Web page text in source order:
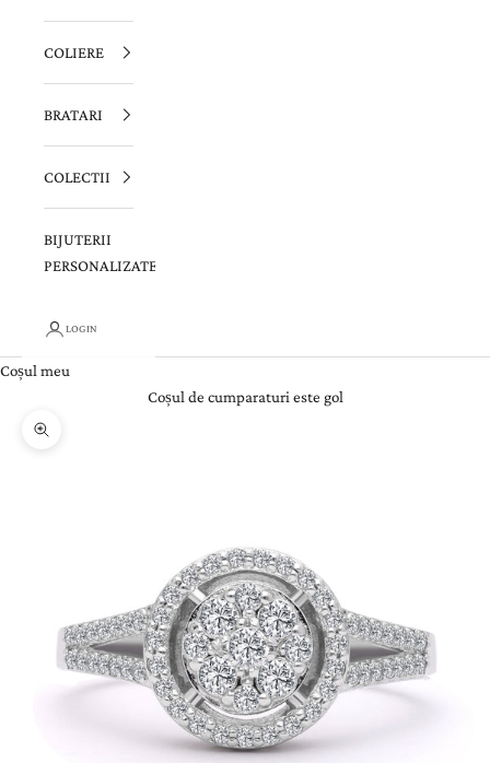
COLIERE
BRATARI
COLECTII
BIJUTERII
PERSONALIZATE
LOGIN
Coșul meu
Coșul de cumparaturi este gol
Zoom